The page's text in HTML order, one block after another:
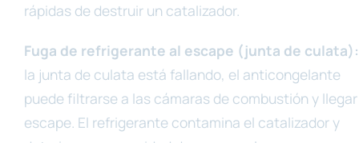
rápidas de destruir un catalizador.
Fuga de refrigerante al escape (junta de culata):
la junta de culata está fallando, el anticongelante
puede filtrarse a las cámaras de combustión y
escape. El refrigerante contamina el catalizador y